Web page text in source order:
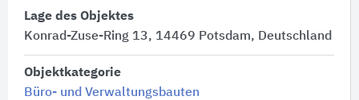
Lage des Objektes
Konrad-Zuse-Ring 13, 14469 Potsdam, Deutschland
Objektkategorie
Büro- und Verwaltungsbauten